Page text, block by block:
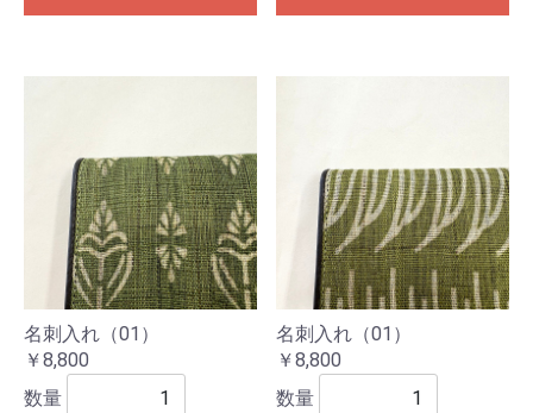
名刺入れ（01）
￥8,800
数量
名刺入れ（01）
￥8,800
数量